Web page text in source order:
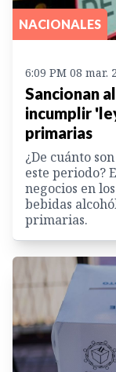
NACIONALES
6:09 PM 08 mar.
Sancionan
incumplir
primarias
¿De cuánto
este periodo?
negocios en
bebidas
primarias.